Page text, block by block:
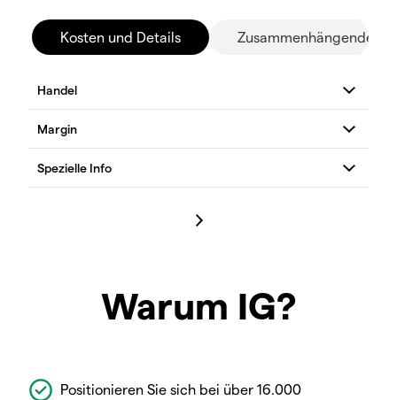
Kosten und Details Zusammenhängende
Warum IG?
Positionieren Sie sich bei über 16.000